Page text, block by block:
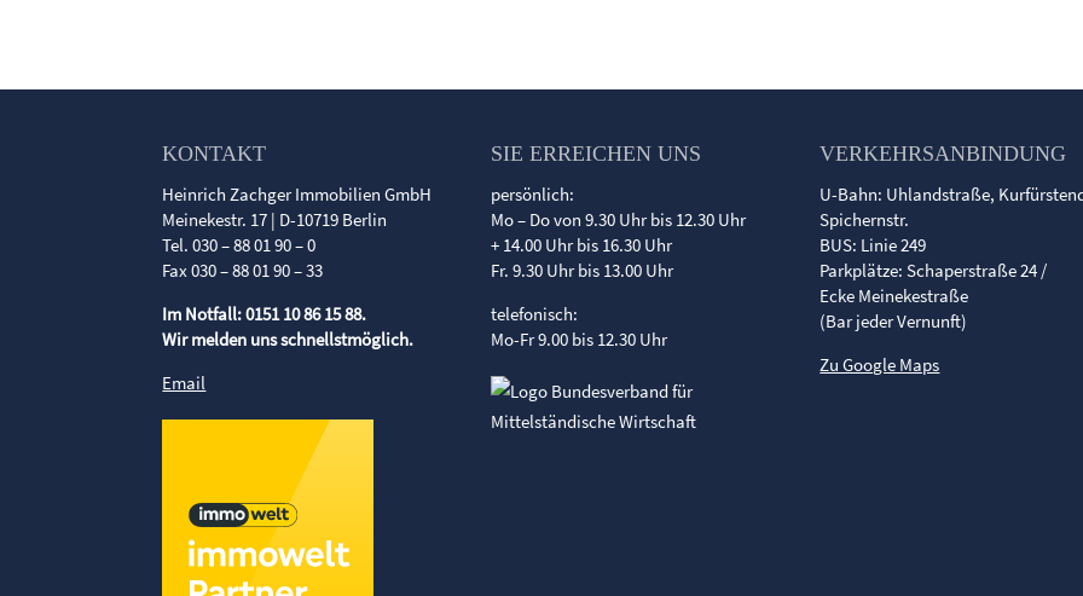
KONTAKT
Heinrich Zachger Immobilien GmbH
Meinekestr. 17 | D-10719 Berlin
Tel. 030 – 88 01 90 – 0
Fax 030 – 88 01 90 – 33
Im Notfall: 0151 10 86 15 88.
Wir melden uns schnellstmöglich.
Email
SIE ERREICHEN UNS
persönlich:
Mo – Do von 9.30 Uhr bis 12.30 Uhr
+ 14.00 Uhr bis 16.30 Uhr
Fr. 9.30 Uhr bis 13.00 Uhr
telefonisch:
Mo-Fr 9.00 bis 12.30 Uhr
VERKEHRSANBINDUNG
U-Bahn: Uhlandstraße,
Spichernstr.
BUS: Linie 249
Parkplätze: Schaperstraße 24 /
Ecke Meinekestraße
(Bar jeder Vernunft)
Zu Google Maps